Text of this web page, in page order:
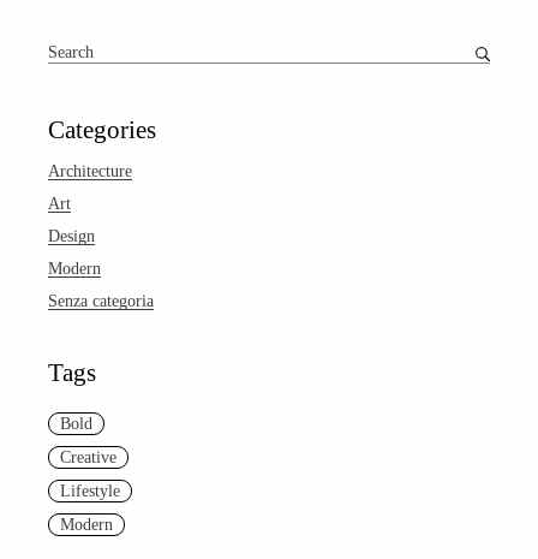
Search
for:
Categories
Architecture
Art
Design
Modern
Senza categoria
Tags
Bold
Creative
Lifestyle
Modern